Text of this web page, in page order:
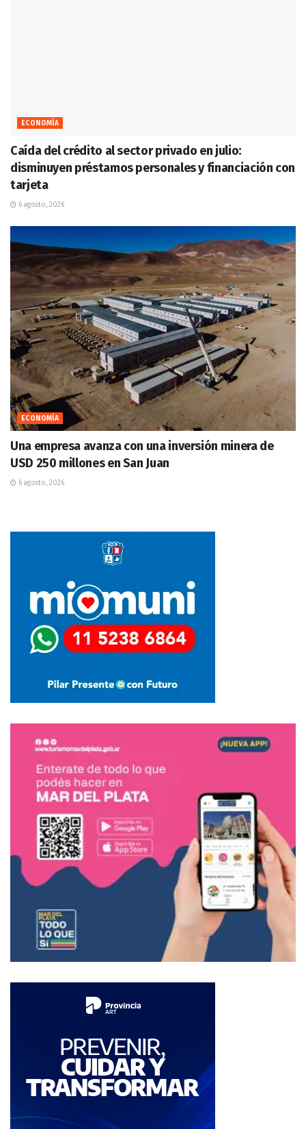
ECONOMÍA
Caída del crédito al sector privado en julio:
disminuyen préstamos personales y financiación con
tarjeta
6 agosto, 2026
ECONOMÍA
Una empresa avanza con una inversión minera de
USD 250 millones en San Juan
6 agosto, 2026